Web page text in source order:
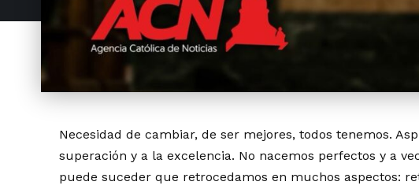
Necesidad de cambiar, de ser mejores, todos tenemos.
superación y a la excelencia. No nacemos perfectos y a
puede suceder que retrocedamos en muchos aspectos: